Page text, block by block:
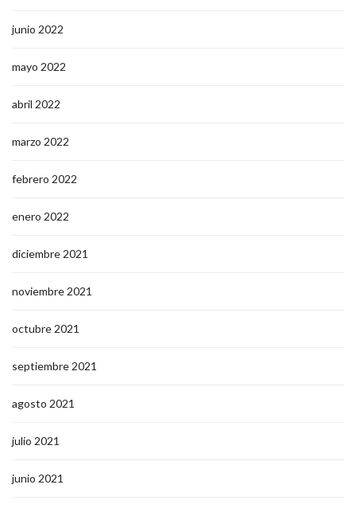
junio 2022
mayo 2022
abril 2022
marzo 2022
febrero 2022
enero 2022
diciembre 2021
noviembre 2021
octubre 2021
septiembre 2021
agosto 2021
julio 2021
junio 2021